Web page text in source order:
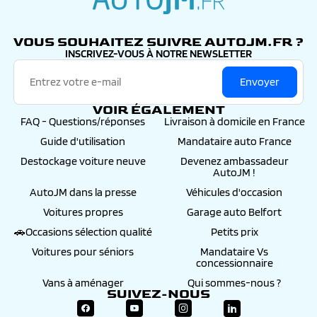
VOUS SOUHAITEZ SUIVRE AUTOJM.FR ?
INSCRIVEZ-VOUS À NOTRE NEWSLETTER
Envoyer
VOIR ÉGALEMENT
FAQ - Questions/réponses
Livraison à domicile en France
Guide d'utilisation
Mandataire auto France
Destockage voiture neuve
Devenez ambassadeur
AutoJM !
AutoJM dans la presse
Véhicules d'occasion
Voitures propres
Garage auto Belfort
🚗Occasions sélection qualité
Petits prix
Voitures pour séniors
Mandataire Vs
concessionnaire
Vans à aménager
Qui sommes-nous ?
SUIVEZ-NOUS